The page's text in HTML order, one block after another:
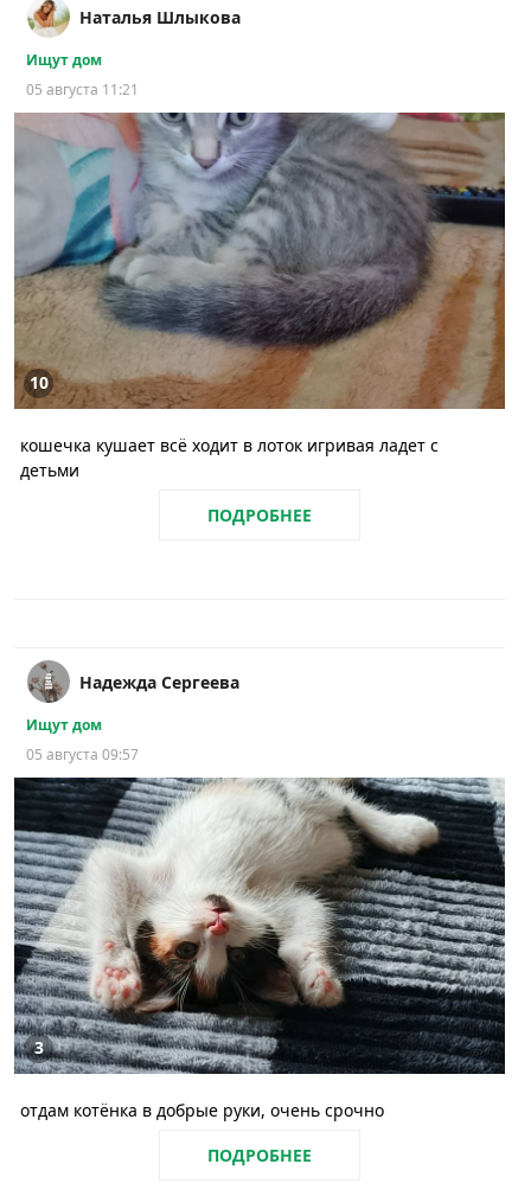
Наталья Шлыкова
Ищут дом
05 августа 11:21
10
кошечка кушает всё ходит в лоток игривая ладет с
детьми
ПОДРОБНЕЕ
Надежда Сергеева
Ищут дом
05 августа 09:57
3
отдам котёнка в добрые руки, очень срочно
ПОДРОБНЕЕ